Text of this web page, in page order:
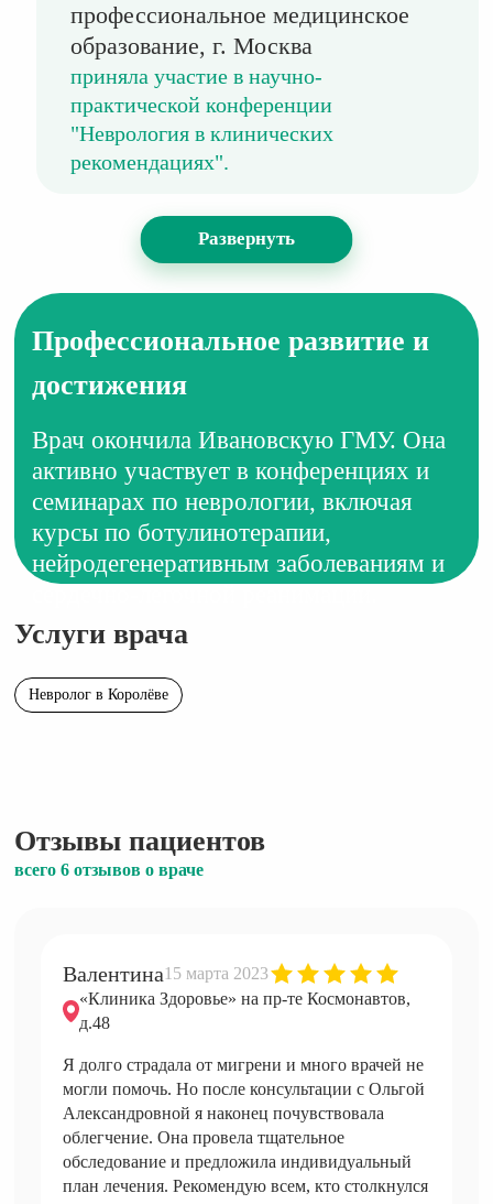
профессиональное медицинское
образование, г. Москва
приняла участие в научно-
практической конференции
"Неврология в клинических
рекомендациях".
Развернуть
Профессиональное развитие и
достижения
Врач окончила Ивановскую ГМУ. Она
активно участвует в конференциях и
семинарах по неврологии, включая
курсы по ботулинотерапии,
нейродегенеративным заболеваниям и
Услуги врача
Невролог в Королёве
Отзывы пациентов
всего 6 отзывов о враче
Валентина15 марта 2023
«Клиника Здоровье» на пр-те Космонавтов,
д.48
Я долго страдала от мигрени и много врачей не
могли помочь. Но после консультации с Ольгой
Александровной я наконец почувствовала
облегчение. Она провела тщательное
обследование и предложила индивидуальный
план лечения. Рекомендую всем, кто столкнулся